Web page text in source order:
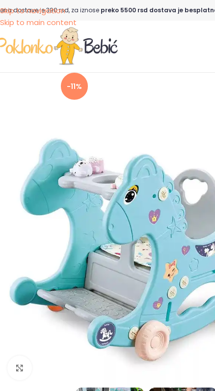
Skip to navigation
Skip to main content
dostave je 390 rsd, za iznose preko 5500 rsd dostava je
-11%